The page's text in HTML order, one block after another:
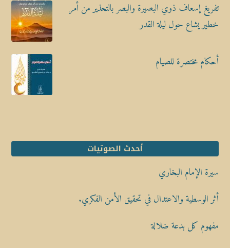
تفريغ إسعاف ذوي البصيرة والبصر بالتحذير من أمر
خطير يشاع حول ليلة القدر
أحكام مختصرة للصيام
أحدث الصوتيات
سيرة الإمام البخاري
أثر الوسطية والاعتدال في تحقيق الأمن الفكري.
مفهوم كل بدعة ضلالة